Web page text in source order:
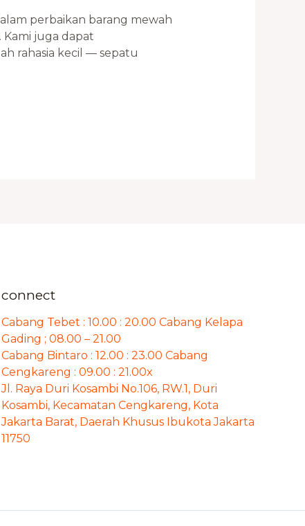
perbaikan barang mewah
Kami juga dapat
rahasia kecil — sepatu
connect
Cabang Tebet : 10.00 : 20.00 Cabang Kelapa
Gading ; 08.00 – 21.00
Cabang Bintaro : 12.00 : 23.00 Cabang
Cengkareng : 09.00 : 21.00x
Jl. Raya Duri Kosambi No.106, RW.1, Duri
Kosambi, Kecamatan Cengkareng, Kota
Jakarta Barat, Daerah Khusus Ibukota Jakarta
11750